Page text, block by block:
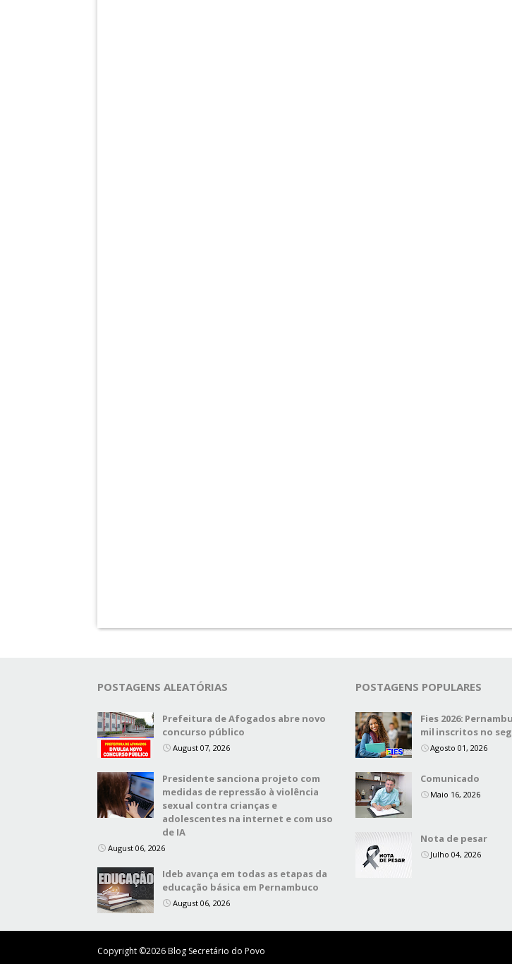
POSTAGENS ALEATÓRIAS
Prefeitura de Afogados abre novo
concurso público
August 07, 2026
Presidente sanciona projeto com
medidas de repressão à violência
sexual contra crianças e
adolescentes na internet e com uso
de IA
August 06, 2026
Ideb avança em todas as etapas da
educação básica em Pernambuco
August 06, 2026
POSTAGENS POPULARES
Fies 2026:
mil inscritos no
Agosto 01, 2026
Comunicado
Maio 16, 2026
Nota de pesar
Julho 04, 2026
Copyright ©2026Blog Secretário do Povo